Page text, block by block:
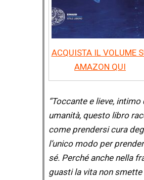
ACQUISTA IL VOLUME
AMAZON QUI
“Toccante e lieve, intimo
umanità, questo libro
come prendersi cura
l’unico modo per
sé. Perché anche nella
guasti la vita non smette